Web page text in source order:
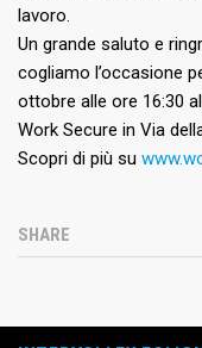
lavoro.
Un grande saluto e
cogliamo l’occasione
ottobre alle ore 16:30
Work Secure in Via
Scopri di più su
SHARE